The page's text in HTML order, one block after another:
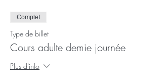
Complet
Type de billet
Cours adulte demie journée
Plus d'info